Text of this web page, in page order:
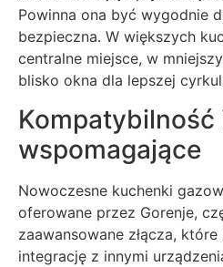
Powinna ona być wygodnie
bezpieczna. W większych
centralne miejsce, w
blisko okna dla lepszej
Kompatybilność
wspomagające
Nowoczesne kuchenki
oferowane przez Gorenje,
zaawansowane złącza,
integrację z innymi